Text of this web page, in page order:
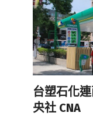
台塑石化
央社 CNA